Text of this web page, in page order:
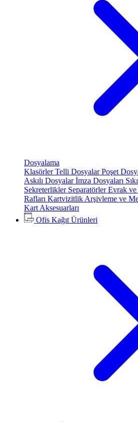
Dosyalama
KlasörlerTelli DosyalarPoşet
Askılı Dosyalarİmza Dosyaları
Sekreterlikler SeparatörlerEvrak ve
Rafları Kartvizitlik Arşivleme ve
Kart Aksesuarları
Ofis Kağıt Ürünleri